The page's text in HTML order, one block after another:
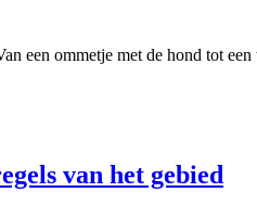
een ommetje met de hond tot een
van het gebied